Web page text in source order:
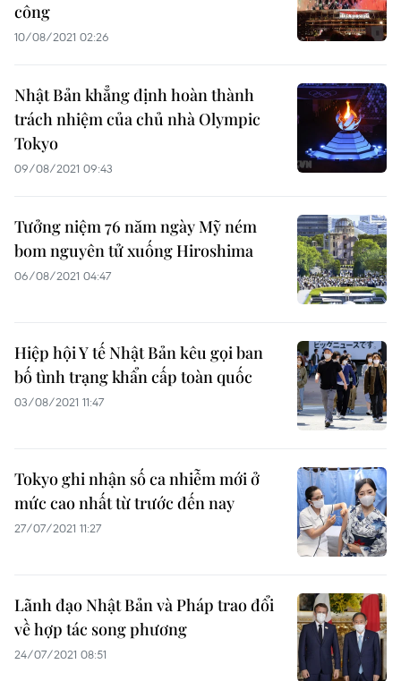
công
10/08/2021 02:26
Nhật Bản khẳng định hoàn thành
trách nhiệm của chủ nhà Olympic
Tokyo
09/08/2021 09:43
Tưởng niệm 76 năm ngày Mỹ ném
bom nguyên tử xuống Hiroshima
06/08/2021 04:47
Hiệp hội Y tế Nhật Bản kêu gọi ban
bố tình trạng khẩn cấp toàn quốc
03/08/2021 11:47
Tokyo ghi nhận số ca nhiễm mới ở
mức cao nhất từ trước đến nay
27/07/2021 11:27
Lãnh đạo Nhật Bản và Pháp trao đổi
về hợp tác song phương
24/07/2021 08:51